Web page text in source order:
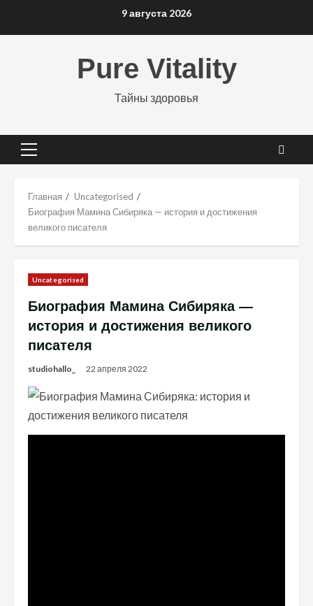
9 августа 2026
Pure Vitality
Тайны здоровья
Основное
Главная
Uncategorised
Биография Мамина Сибиряка — история и достижения
великого писателя
Uncategorised
Биография Мамина Сибиряка —
история и достижения великого
писателя
studiohallo_ 22 апреля 2022